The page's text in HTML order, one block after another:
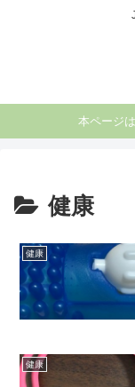
本ページ
健康
健康
健康